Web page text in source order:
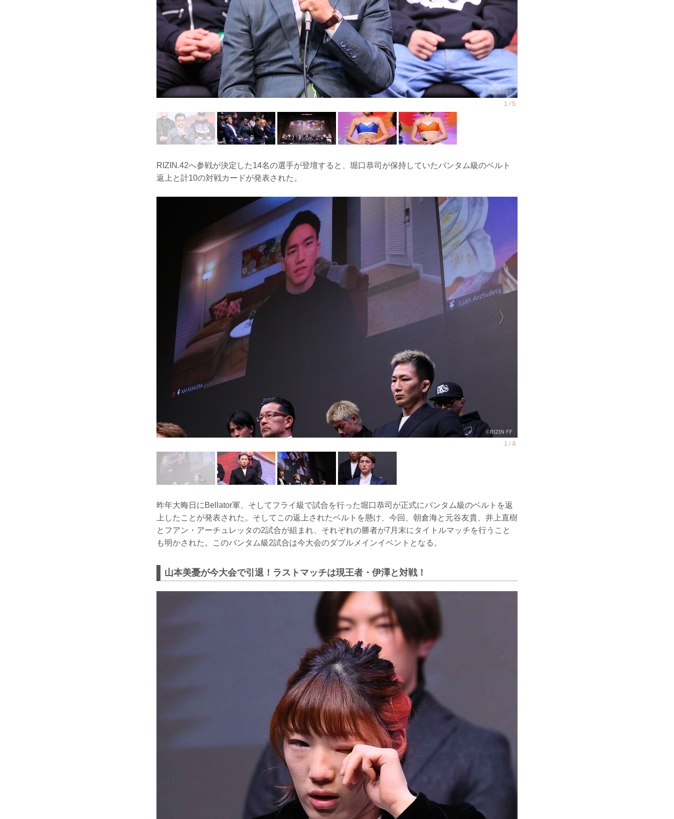
RIZIN.42へ参戦が決定した14名の選手が登壇すると、堀口恭司が保持していたバンタム級のベルト
返上と計10の対戦カードが発表された。
昨年大晦日にBellator軍、そしてフライ級で試合を行った堀口恭司が正式にバンタム級のベルトを返
上したことが発表された。そしてこの返上されたベルトを懸け、今回、朝倉海と元谷友貴、井上直樹
とフアン・アーチュレッタの2試合が組まれ、それぞれの勝者が7月末にタイトルマッチを行うこと
も明かされた。このバンタム級2試合は今大会のダブルメインイベントとなる。
山本美憂が今大会で引退！ラストマッチは現王者・伊澤と対戦！